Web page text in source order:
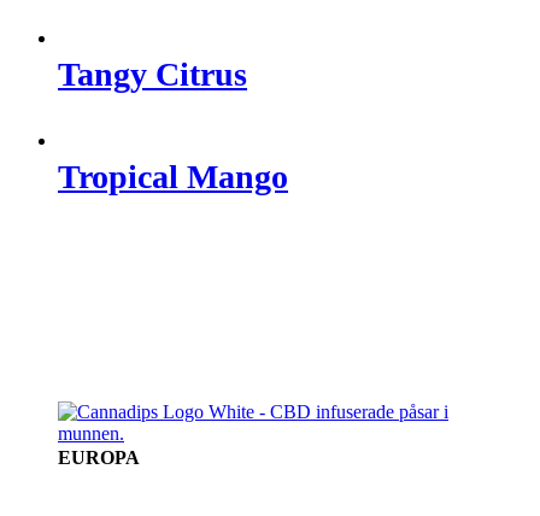
Tangy Citrus
Tropical Mango
EUROPA